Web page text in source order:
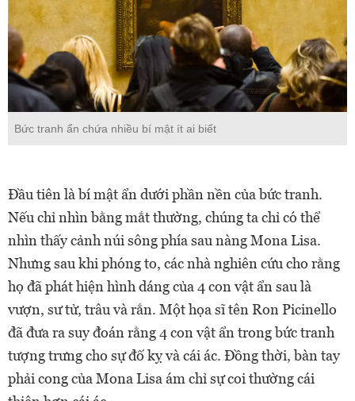
Bức tranh ẩn chứa nhiều bí mật ít ai biết
Đầu tiên là bí mật ẩn dưới phần nền của bức tranh.
Nếu chỉ nhìn bằng mắt thường, chúng ta chỉ có thể
nhìn thấy cảnh núi sông phía sau nàng Mona Lisa.
Nhưng sau khi phóng to, các nhà nghiên cứu cho rằng
họ đã phát hiện hình dáng của 4 con vật ẩn sau là
vượn, sư tử, trâu và rắn. Một họa sĩ tên Ron Picinello
đã đưa ra suy đoán rằng 4 con vật ẩn trong bức tranh
tượng trưng cho sự đố kỵ và cái ác. Đồng thời, bàn tay
phải cong của Mona Lisa ám chỉ sự coi thường cái